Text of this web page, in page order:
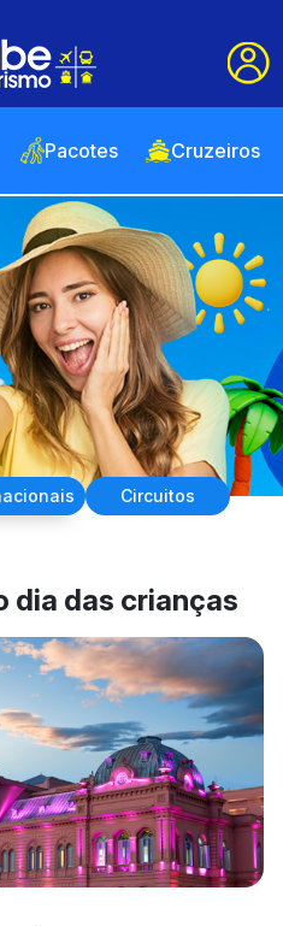
Pacotes Cruzeiros
Circuitos
dia das crianças